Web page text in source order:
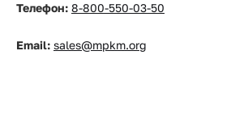
Телефон: 8-800-550-03-50
Email: sales@mpkm.org